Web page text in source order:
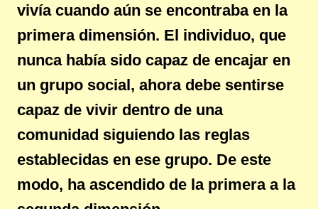
vivía cuando aún se encontraba en la
primera dimensión. El individuo, que
nunca había sido capaz de encajar en
un grupo social, ahora debe sentirse
capaz de vivir dentro de una
comunidad siguiendo las reglas
establecidas en ese grupo. De este
modo, ha ascendido de la primera a la